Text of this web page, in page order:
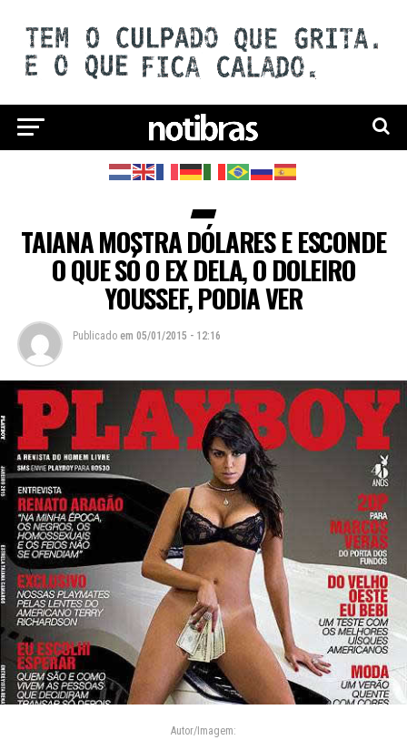
TAIANA MOSTRA DÓLARES E ESCONDE
O QUE SÓ O EX DELA, O DOLEIRO
YOUSSEF, PODIA VER
Publicado em 05/01/2015 - 12:16
Autor/Imagem: